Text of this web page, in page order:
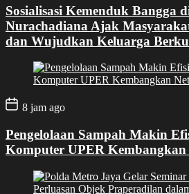
Sosialisasi Kemenduk Bangga
Nurachadiana Ajak
dan Wujudkan Keluarga
8 jam ago
Pengelolaan Sampah Makin
Komputer UPER Kembangkan